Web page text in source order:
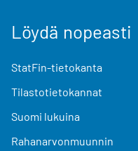
Löydä nopeasti
StatFin-tietokanta
Tilastotietokannat
Suomi lukuina
Rahanarvonmuunnin